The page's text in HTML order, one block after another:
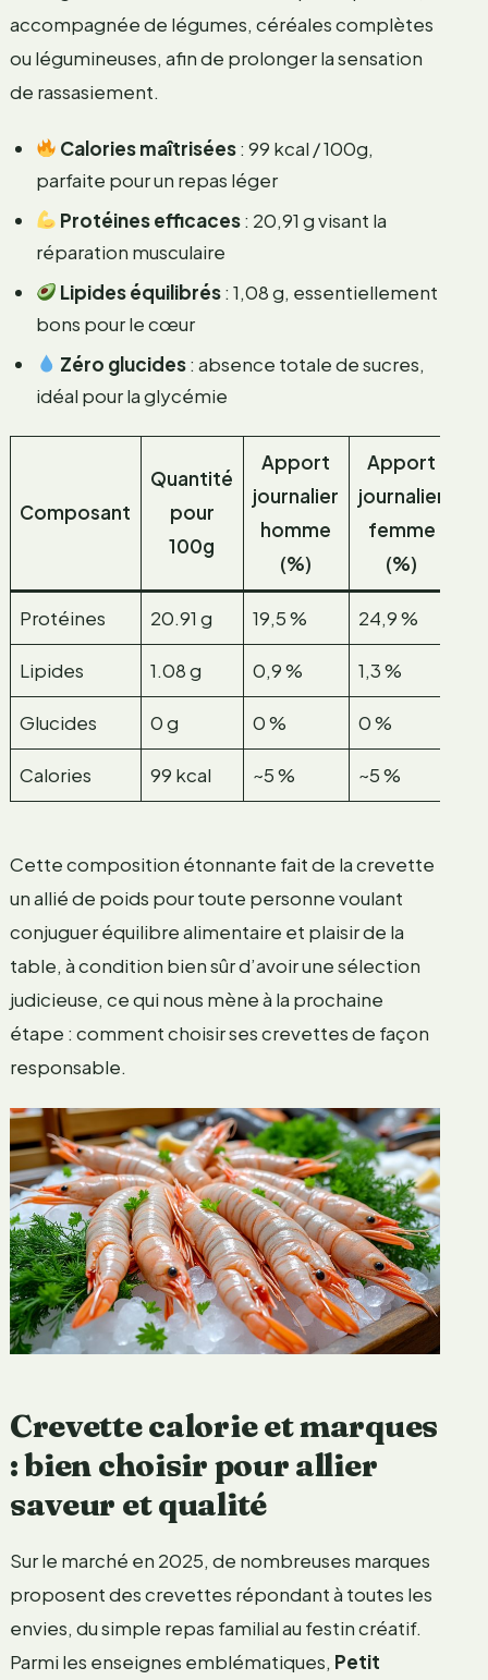
accompagnée de légumes, céréales complètes
ou légumineuses, afin de prolonger la sensation
de rassasiement.
Calories maîtrisées: 99 kcal / 100g,
parfaite pour un repas léger
Protéines efficaces: 20,91 g visant la
réparation musculaire
Lipides équilibrés: 1,08 g, essentiellement
bons pour le cœur
Zéro glucides: absence totale de sucres,
idéal pour la glycémie
Composant
Quantité
pour
100g
Apport
journalier
homme
(%)
Apport
journalier
femme
(%)
Protéines 20.91 g 19,5 % 24,9 %
Lipides 1.08 g 0,9 % 1,3 %
Glucides 0 g 0 % 0 %
Calories 99 kcal ~5 % ~5 %
Cette composition étonnante fait de la crevette
un allié de poids pour toute personne voulant
conjuguer équilibre alimentaire et plaisir de la
table, à condition bien sûr d’avoir une sélection
judicieuse, ce qui nous mène à la prochaine
étape : comment choisir ses crevettes de façon
responsable.
Crevette calorie et marques
: bien choisir pour allier
saveur et qualité
Sur le marché en 2025, de nombreuses marques
proposent des crevettes répondant à toutes les
envies, du simple repas familial au festin créatif.
Parmi les enseignes emblématiques, Petit